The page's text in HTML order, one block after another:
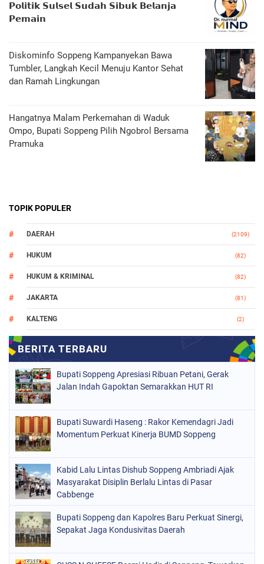
𝗣𝗼𝗹𝗶𝘁𝗶𝗸 𝗦𝘂𝗹𝘀𝗲𝗹 𝗦𝘂𝗱𝗮𝗵 𝗦𝗶𝗯𝘂𝗸 𝗕𝗲𝗹𝗮𝗻𝗷𝗮
𝗣𝗲𝗺𝗮𝗶𝗻
Diskominfo Soppeng Kampanyekan Bawa
Tumbler, Langkah Kecil Menuju Kantor Sehat
dan Ramah Lingkungan
Hangatnya Malam Perkemahan di Waduk
Ompo, Bupati Soppeng Pilih Ngobrol Bersama
Pramuka
TOPIK POPULER
DAERAH (2109)
HUKUM (82)
HUKUM & KRIMINAL (82)
JAKARTA (81)
KALTENG (2)
(147)
NASIONAL (1021)
ORGANISASI
PERISTIWA
POLITIK
POLRI
SOPPENG (1890)
SULSEL
Bupati Soppeng Apresiasi Ribuan Petani, Gerak
Jalan Indah Gapoktan Semarakkan HUT RI
Bupati Suwardi Haseng : Rakor Kemendagri Jadi
Momentum Perkuat Kinerja BUMD Soppeng
Kabid Lalu Lintas Dishub Soppeng Ambriadi Ajak
Masyarakat Disiplin Berlalu Lintas di Pasar
Cabbenge
Bupati Soppeng dan Kapolres Baru Perkuat Sinergi,
Sepakat Jaga Kondusivitas Daerah